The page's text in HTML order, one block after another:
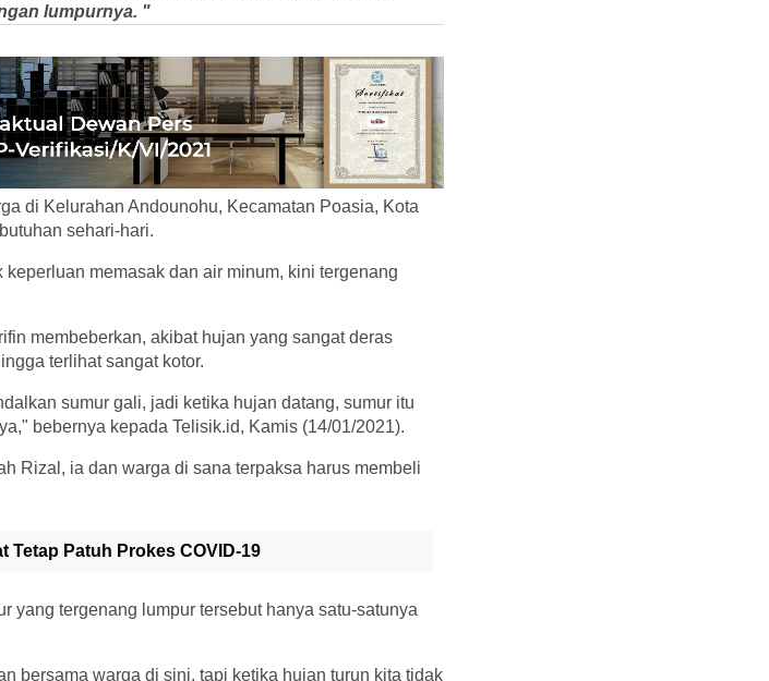
lumpurnya. "
di Kelurahan Andounohu, Kecamatan Poasia, Kota
sehari-hari.
memasak dan air minum, kini tergenang
membeberkan, akibat hujan yang sangat deras
terlihat sangat kotor.
sumur gali, jadi ketika hujan datang, sumur itu
bebernya kepada Telisik.id, Kamis (14/01/2021).
Rizal, ia dan warga di sana terpaksa harus membeli
Tetap Patuh Prokes COVID-19
yang tergenang lumpur tersebut hanya satu-satunya
bersama warga di sini, tapi ketika hujan turun kita tidak